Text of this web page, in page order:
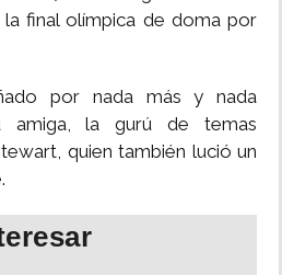
final olímpica de doma por
por nada más y nada
amiga, la gurú de temas
quien también lució un